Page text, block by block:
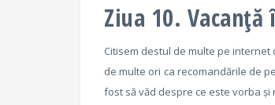
Ziua 10. Vacanță
Citisem destul de multe pe internet
de multe ori ca recomandările de
fost să văd despre ce este vorba și